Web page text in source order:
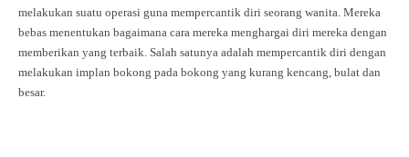
melakukan suatu operasi guna mempercantik diri seorang wanita. Mereka
bebas menentukan bagaimana cara mereka menghargai diri mereka dengan
memberikan yang terbaik. Salah satunya adalah mempercantik diri dengan
melakukan implan bokong pada bokong yang kurang kencang, bulat dan
besar.